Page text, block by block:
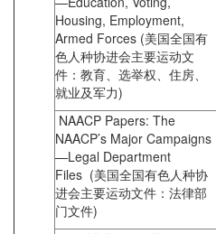
Housing, Employment,
Armed Forces (美国全国有
色人种协进会主要运动文
件：教育、选举权、住房、
就业及军力)
NAACP Papers: The
NAACP’s Major Campaigns
—Legal Department
Files (美国全国有色人种协
进会主要运动文件：法律部
门文件)